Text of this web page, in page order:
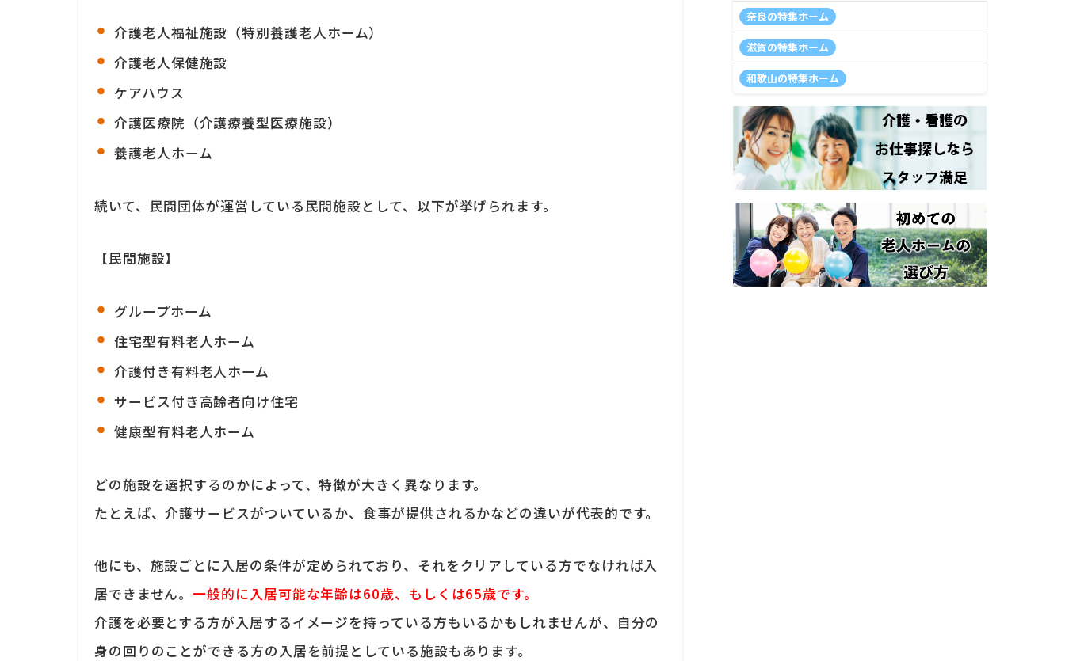
介護老人福祉施設（特別養護老人ホーム）
介護老人保健施設
ケアハウス
介護医療院（介護療養型医療施設）
養護老人ホーム
続いて、民間団体が運営している民間施設として、以下が挙げられます。
【民間施設】
グループホーム
住宅型有料老人ホーム
介護付き有料老人ホーム
サービス付き高齢者向け住宅
健康型有料老人ホーム
どの施設を選択するのかによって、特徴が大きく異なります。
たとえば、介護サービスがついているか、食事が提供されるかなどの違いが代表的です。
他にも、施設ごとに入居の条件が定められており、それをクリアしている方でなければ入
居できません。一般的に入居可能な年齢は60歳、もしくは65歳です。
介護を必要とする方が入居するイメージを持っている方もいるかもしれませんが、自分の
身の回りのことができる方の入居を前提としている施設もあります。
奈良の特集ホーム
滋賀の特集ホーム
和歌山の特集ホーム